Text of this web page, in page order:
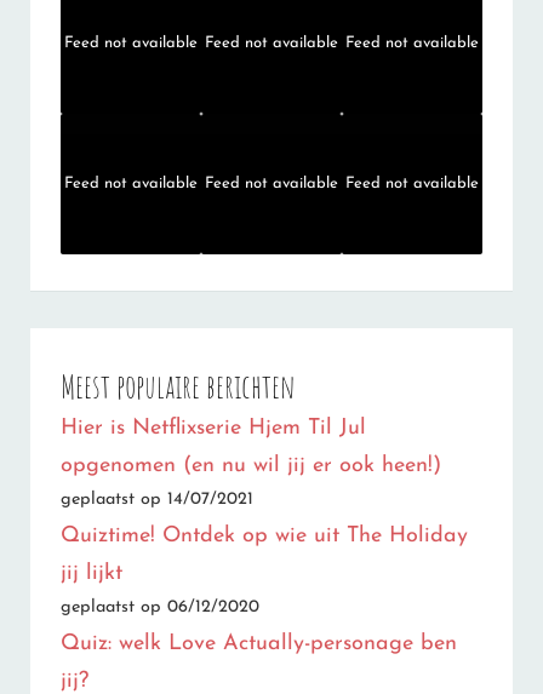
Feed not available Feed not available Feed not available
Feed not available Feed not available Feed not available
Meest populaire berichten
Hier is Netflixserie Hjem Til Jul
opgenomen (en nu wil jij er ook heen!)
geplaatst op 14/07/2021
Quiztime! Ontdek op wie uit The Holiday
jij lijkt
geplaatst op 06/12/2020
Quiz: welk Love Actually-personage ben
jij?